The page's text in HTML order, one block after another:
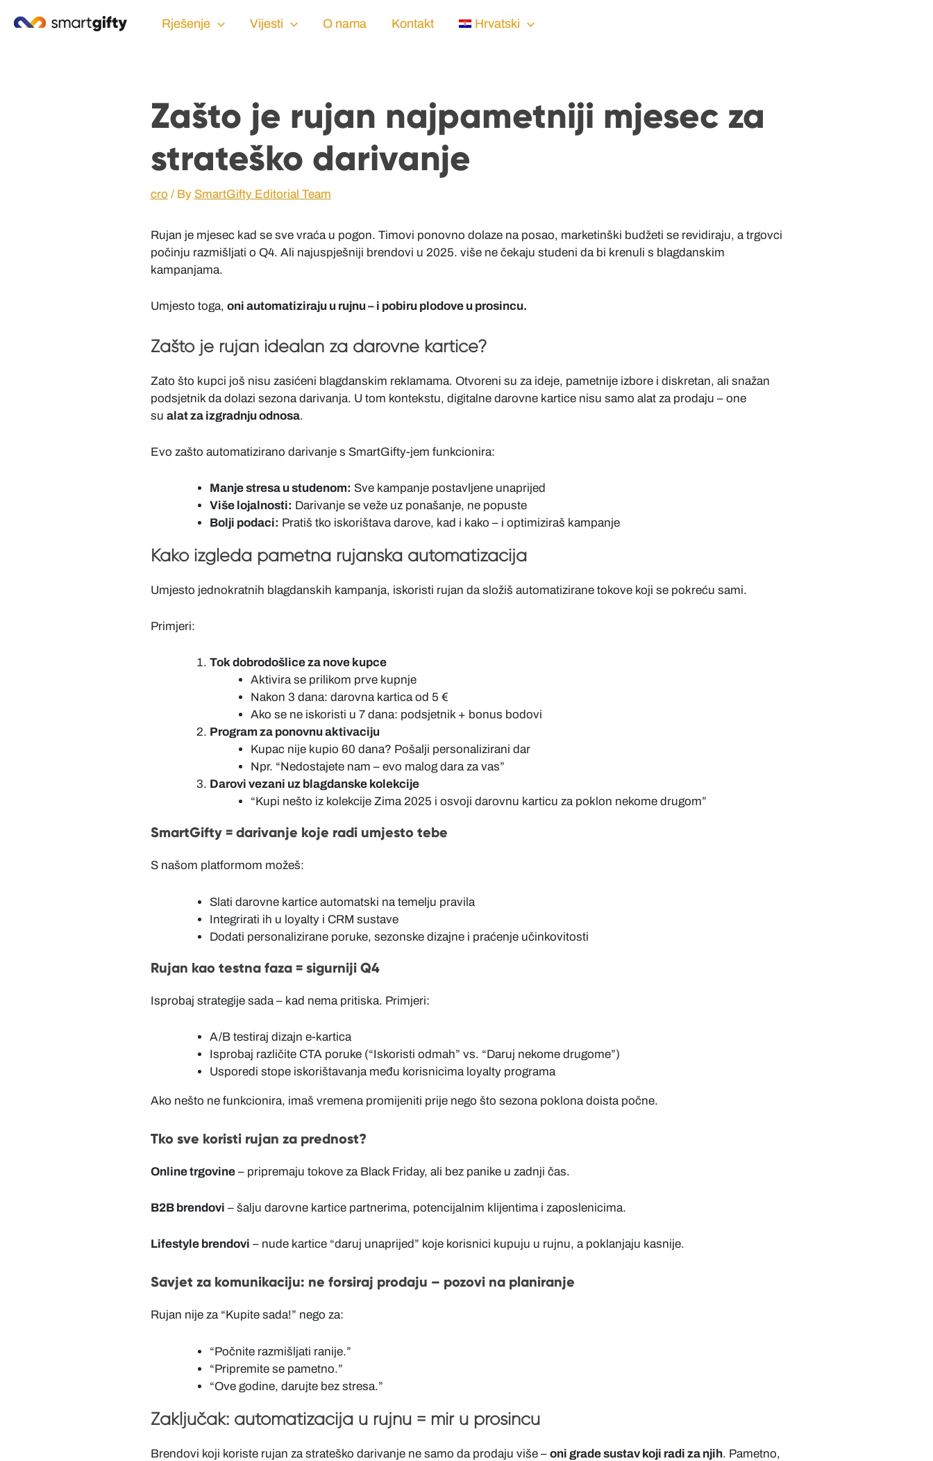
Rješenje Vijesti O nama Kontakt Hrvatski
Zašto je rujan najpametniji mjesec za
strateško darivanje
cro / By SmartGifty Editorial Team
Rujan je mjesec kad se sve vraća u pogon. Timovi ponovno dolaze na posao, marketinški budžeti se revidiraju, a trgovci
počinju razmišljati o Q4. Ali najuspješniji brendovi u 2025. više ne čekaju studeni da bi krenuli s blagdanskim
kampanjama.
Umjesto toga, oni automatiziraju u rujnu – i pobiru plodove u prosincu.
Zašto je rujan idealan za darovne kartice?
Zato što kupci još nisu zasićeni blagdanskim reklamama. Otvoreni su za ideje, pametnije izbore i diskretan, ali snažan
podsjetnik da dolazi sezona darivanja. U tom kontekstu, digitalne darovne kartice nisu samo alat za prodaju – one
su alat za izgradnju odnosa.
Evo zašto automatizirano darivanje s SmartGifty-jem funkcionira:
Manje stresa u studenom: Sve kampanje postavljene unaprijed
Više lojalnosti: Darivanje se veže uz ponašanje, ne popuste
Bolji podaci: Pratiš tko iskorištava darove, kad i kako – i optimiziraš kampanje
Kako izgleda pametna rujanska automatizacija
Umjesto jednokratnih blagdanskih kampanja, iskoristi rujan da složiš automatizirane tokove koji se pokreću sami.
Primjeri:
Tok dobrodošlice za nove kupce
Aktivira se prilikom prve kupnje
Nakon 3 dana: darovna kartica od 5 €
Ako se ne iskoristi u 7 dana: podsjetnik + bonus bodovi
Program za ponovnu aktivaciju
Kupac nije kupio 60 dana? Pošalji personalizirani dar
Npr. “Nedostajete nam – evo malog dara za vas”
Darovi vezani uz blagdanske kolekcije
“Kupi nešto iz kolekcije Zima 2025 i osvoji darovnu karticu za poklon nekome drugom”
SmartGifty = darivanje koje radi umjesto tebe
S našom platformom možeš:
Slati darovne kartice automatski na temelju pravila
Integrirati ih u loyalty i CRM sustave
Dodati personalizirane poruke, sezonske dizajne i praćenje učinkovitosti
Rujan kao testna faza = sigurniji Q4
Isprobaj strategije sada – kad nema pritiska. Primjeri:
A/B testiraj dizajn e-kartica
Isprobaj različite CTA poruke (“Iskoristi odmah” vs. “Daruj nekome drugome”)
Usporedi stope iskorištavanja među korisnicima loyalty programa
Ako nešto ne funkcionira, imaš vremena promijeniti prije nego što sezona poklona doista počne.
Tko sve koristi rujan za prednost?
Online trgovine– pripremaju tokove za Black Friday, ali bez panike u zadnji čas.
B2B brendovi – šalju darovne kartice partnerima, potencijalnim klijentima i zaposlenicima.
Lifestyle brendovi – nude kartice “daruj unaprijed” koje korisnici kupuju u rujnu, a poklanjaju kasnije.
Savjet za komunikaciju: ne forsiraj prodaju – pozovi na planiranje
Rujan nije za “Kupite sada!” nego za:
“Počnite razmišljati ranije.”
“Pripremite se pametno.”
“Ove godine, darujte bez stresa.”
Zaključak: automatizacija u rujnu = mir u prosincu
Brendovi koji koriste rujan za strateško darivanje ne samo da prodaju više – oni grade sustav koji radi za njih. Pametno,